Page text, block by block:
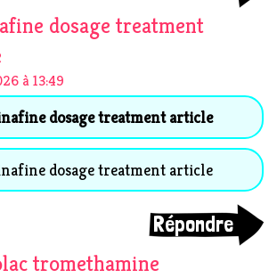
dosage treatment
à 13:49
dosage treatment article
dosage treatment article
Répondre
tromethamine